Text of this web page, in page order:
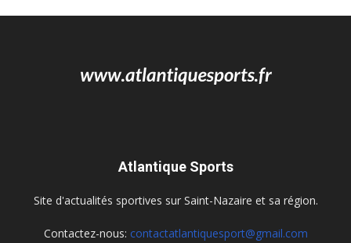
Atlantique Sports
Site d'actualités sportives sur Saint-Nazaire et sa région.
Contactez-nous: contactatlantiquesport@gmail.com